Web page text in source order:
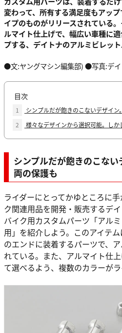
変わって、所有する満足度もアッ
イプのものがリリースされている
ルマイト仕上げで、幅広い車種に
プする、デイトナのアルミビレッ
●文:ヤングマシン編集部) ●写真:デ
目次
1
シンプルだが飽きのこないデザイ
2
様々なデザインから選択可能。し
シンプルだが飽きのこな
両の保護も
ライダーにとってかゆところに
ク関連用品を開発・販売するデ
バイク用カスタムパーツ「アル
用」を紹介しよう。このアイテ
のエンドに装着するパーツで、
れている。また、アルマイト仕
て選べるよう、複数のカラーが